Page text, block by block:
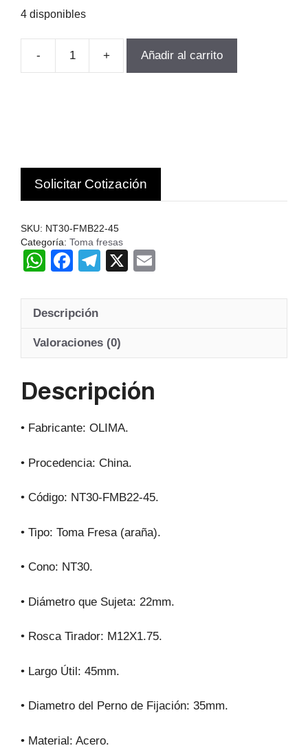
4 disponibles
-
TOMA
QUE
SUJETA
22MM
+ Añadir al carrito
Solicitar Cotización
SKU: NT30-FMB22-45
Categoría: Toma fresas
W
at
A
p
F
c
b
o
T
e
a
X
ail
Descripción
Valoraciones (0)
Descripción
• Fabricante: OLIMA.
• Procedencia: China.
• Código: NT30-FMB22-45.
• Tipo: Toma Fresa (araña).
• Cono: NT30.
• Diámetro que Sujeta: 22mm.
• Rosca Tirador: M12X1.75.
• Largo Útil: 45mm.
• Diametro del Perno de Fijación: 35mm.
• Material: Acero.